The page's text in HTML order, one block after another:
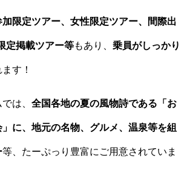
加限定ツアー、女性限定ツアー、間際出
定掲載ツアー等もあり、 乗員がしっかり
す！
は、 全国各地の夏の風物詩である「お
に、地元の名物、グルメ、温泉等を組
等、たーぷっり豊富にご用意されていま